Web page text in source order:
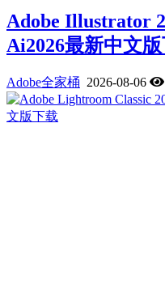
Adobe Illustrator
Ai2026最新中文
Adobe全家桶 2026-08-06